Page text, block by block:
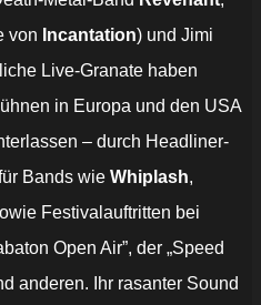
von Incantation) und Jimi
Live-Granate haben
in Europa und den USA
– durch Headliner-
Bands wie Whiplash,
Festivalauftritten bei
Open Air”, der „Speed
anderen. Ihr rasanter Sound